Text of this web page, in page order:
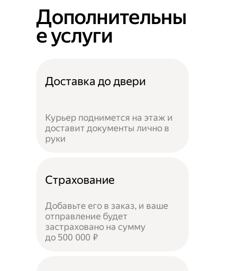
Дополнительны
е услуги
Доставка до двери
Курьер поднимется на этаж и
доставит документы лично в
руки
Страхование
Добавьте его в заказ, и ваше
отправление будет
застраховано на сумму
до 500 000 ₽